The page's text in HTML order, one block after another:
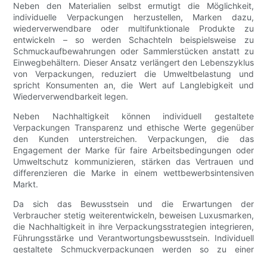
Neben den Materialien selbst ermutigt die Möglichkeit,
individuelle Verpackungen herzustellen, Marken dazu,
wiederverwendbare oder multifunktionale Produkte zu
entwickeln – so werden Schachteln beispielsweise zu
Schmuckaufbewahrungen oder Sammlerstücken anstatt zu
Einwegbehältern. Dieser Ansatz verlängert den Lebenszyklus
von Verpackungen, reduziert die Umweltbelastung und
spricht Konsumenten an, die Wert auf Langlebigkeit und
Wiederverwendbarkeit legen.
Neben Nachhaltigkeit können individuell gestaltete
Verpackungen Transparenz und ethische Werte gegenüber
den Kunden unterstreichen. Verpackungen, die das
Engagement der Marke für faire Arbeitsbedingungen oder
Umweltschutz kommunizieren, stärken das Vertrauen und
differenzieren die Marke in einem wettbewerbsintensiven
Markt.
Da sich das Bewusstsein und die Erwartungen der
Verbraucher stetig weiterentwickeln, beweisen Luxusmarken,
die Nachhaltigkeit in ihre Verpackungsstrategien integrieren,
Führungsstärke und Verantwortungsbewusstsein. Individuell
gestaltete Schmuckverpackungen werden so zu einer